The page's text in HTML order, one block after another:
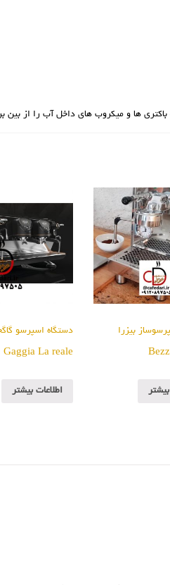
ها و میکروب های داخل آب را از بین
بیزرا دستگاه اسپرسو
Gaggia La reale
اطلاعات بیشتر